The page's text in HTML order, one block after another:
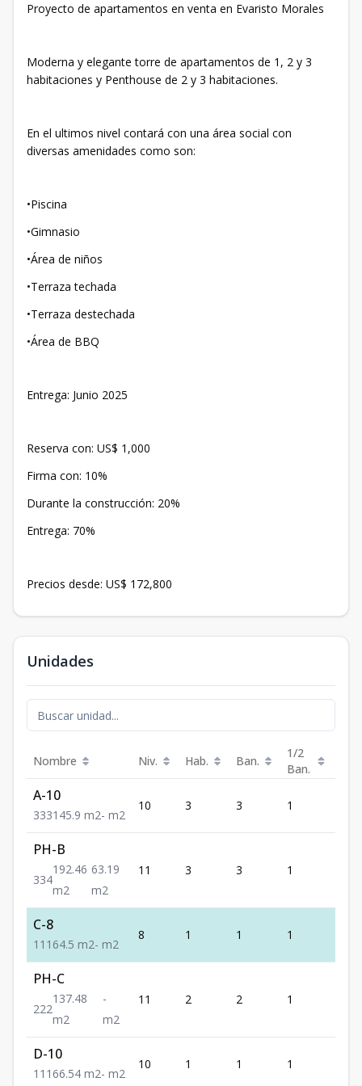
Proyecto de apartamentos en venta en Evaristo Morales
Moderna y elegante torre de apartamentos de 1, 2 y 3
habitaciones y Penthouse de 2 y 3 habitaciones.
En el ultimos nivel contará con una área social con
diversas amenidades como son:
•Piscina
•Gimnasio
•Área de niños
•Terraza techada
•Terraza destechada
•Área de BBQ
Entrega: Junio 2025
Reserva con: US$ 1,000
Firma con: 10%
Durante la construcción: 20%
Entrega: 70%
Precios desde: US$ 172,800
Unidades
Nombre Niv. Hab. Ban.
1/2
Ban.
A-10
333145.9 m2- m2
10 3 3 1
PH-B
334
192.46
m2
63.19
m2
11 3 3 1
C-8
1 1 1 64.5 m2- m2
8 1 1 1
PH-C
222
137.48
m2
-
m2
11 2 2 1
D-10
1 1 1 66.54 m2- m2
10 1 1 1